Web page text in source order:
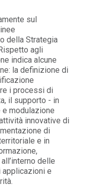
sul
della Strategia
agli
indica alcune
la definizione di
i processi di
il supporto - in
modulazione
innovative di
di
e in
delle
applicazioni e